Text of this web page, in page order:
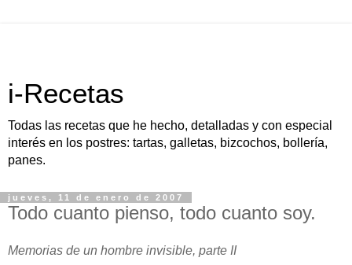
i-Recetas
Todas las recetas que he hecho, detalladas y con especial
interés en los postres: tartas, galletas, bizcochos, bollería,
panes.
jueves, 11 de enero de 2007
Todo cuanto pienso, todo cuanto soy.
Memorias de un hombre invisible, parte II